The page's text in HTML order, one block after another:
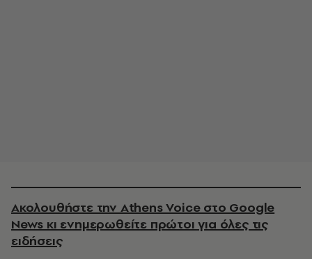
Ακολουθήστε την Athens Voice στο Google
News κι ενημερωθείτε πρώτοι για όλες τις
ειδήσεις